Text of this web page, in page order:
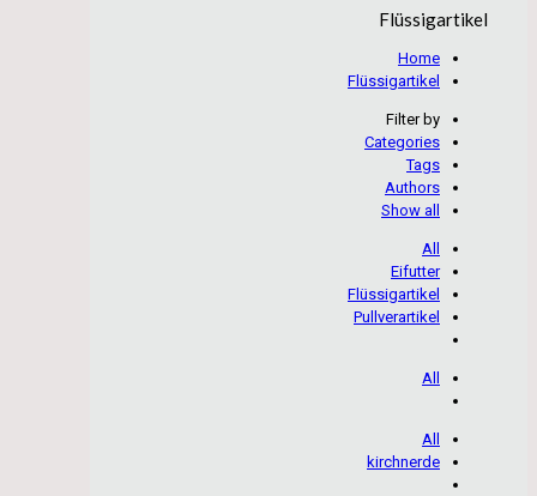
Flüssigartikel
Home
Flüssigartikel
Filter by
Categories
Tags
Authors
Show all
All
Eifutter
Flüssigartikel
Pullverartikel
All
All
kirchnerde